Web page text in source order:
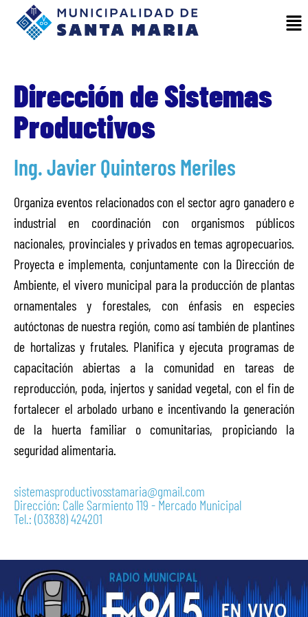
Dirección de Sistemas
Productivos
Ing. Javier Quinteros Meriles
Organiza eventos relacionados con el sector agro ganadero e
industrial en coordinación con organismos públicos
nacionales, provinciales y privados en temas agropecuarios.
Proyecta e implementa, conjuntamente con la Dirección de
Ambiente, el vivero municipal para la producción de plantas
ornamentales y forestales, con énfasis en especies
autóctonas de nuestra región, como así también de plantines
de hortalizas y frutales. Planifica y ejecuta programas de
capacitación abiertas a la comunidad en tareas de
reproducción, poda, injertos y sanidad vegetal, con el fin de
fortalecer el arbolado urbano e incentivando la generación
de la huerta familiar o comunitarias, propiciando la
seguridad alimentaria.
sistemasproductivosstamaria@gmail.com
Dirección: Calle Sarmiento 119 - Mercado Municipal
Tel.: (03838) 424201